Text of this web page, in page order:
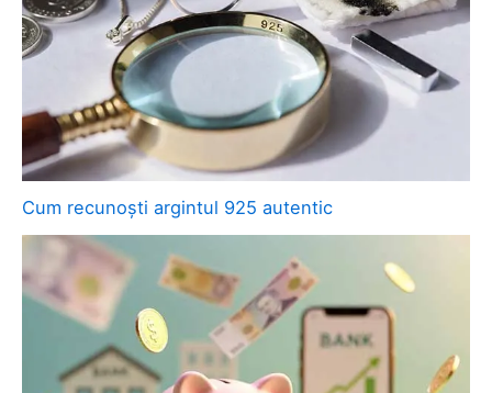
Cum recunoști argintul 925 autentic